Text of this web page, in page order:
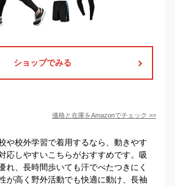
ショップでみる
価格と在庫をAmazonでチェック >>
や校外学習で着用するなら、動きやす
応しやすいこちらがおすすめです。吸
れ、長時間歩いても汗でべたつきにく
が高く野外活動でも快適に動け、長袖